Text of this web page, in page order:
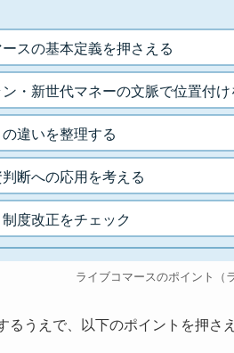
スの基本定義を押さえる
・新世代マネーの文脈で位置付け
違いを整理する
断への応用を考える
度改正をチェック
ライブコマースのポイント（
るうえで、以下のポイントを押さ